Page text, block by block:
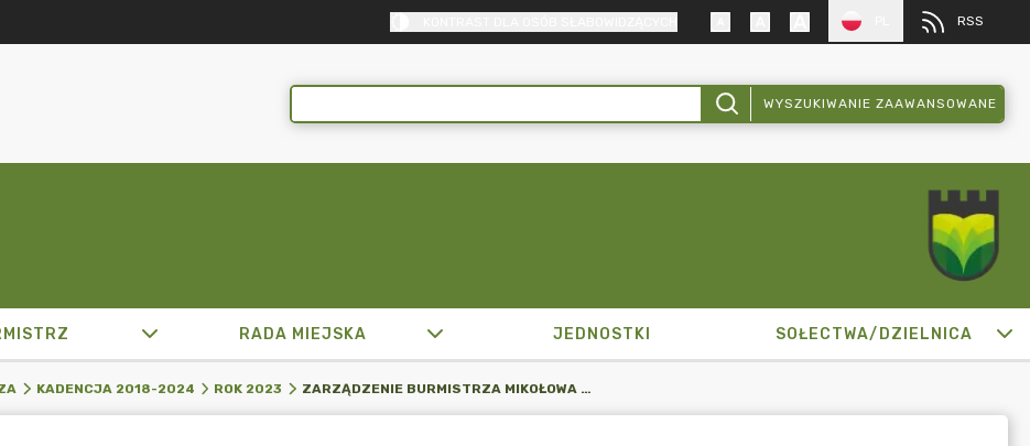
RSS
WYSZUKIWANIE ZAAWANSOWANE
RADA MIEJSKA JEDNOSTKI SOŁECTWA/DZIELNICA
KADENCJA 2018-2024 ROK 2023 ZARZĄDZENIE BURMISTRZA MIKOŁOWA NR 1843/275/23 W SPRAWIE WYRAŻENIA ZGODY NA REALIZACJĘ DZIAŁAŃ PO ZAKOŃCZENIU PROJEKTU "ROZWIŃ SKRZYDŁA" W SZKOLE PODSTAWOWEJ NR 3 Z ODDZIAŁAMI INTEGRACYJNYMI IM. POLSKICH OLIMPIJCZYKÓW W MIKOŁOWIE ORAZ SZKOLE PODSTAWOWEJ NR 6 IM. JANA PAWŁA II W MIKOŁOWIE